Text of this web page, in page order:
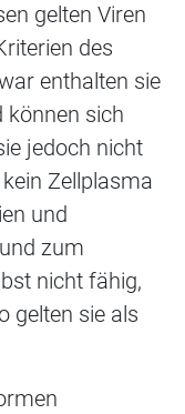
gelten Viren
des
enthalten sie
können sich
jedoch nicht
Zellplasma
und
zum
nicht fähig,
gelten sie als